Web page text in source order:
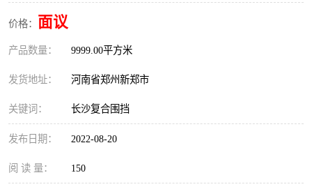
价格： 面议
产品数量： 9999.00平方米
发货地址： 河南省郑州新郑市
关键词： 长沙复合围挡
发布日期： 2022-08-20
阅 读 量： 150